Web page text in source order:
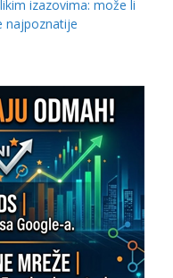
izazovima: može li
najpoznatije